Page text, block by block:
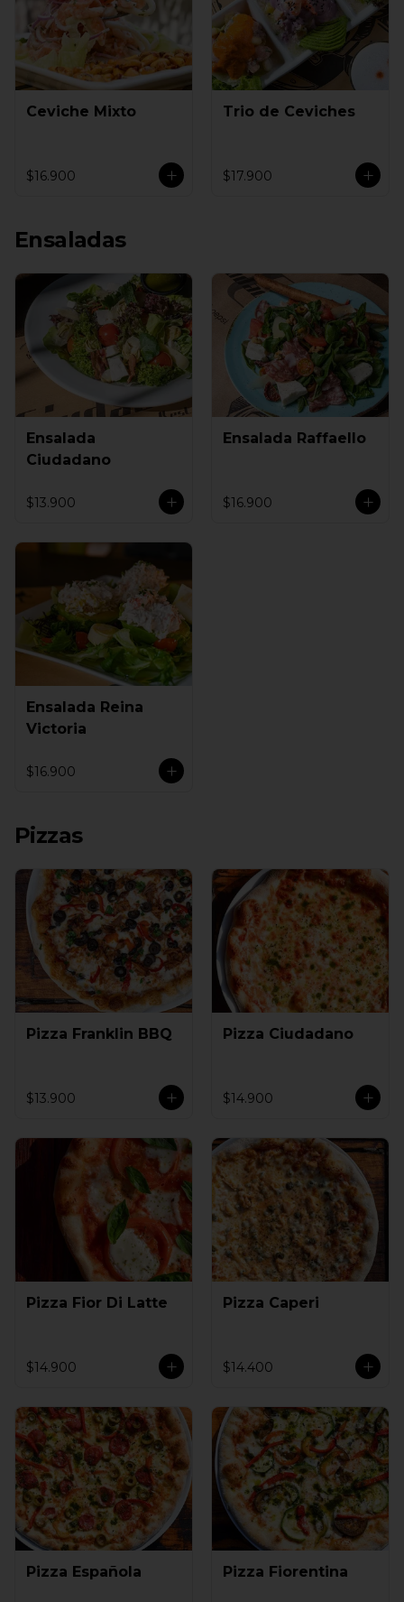
Ceviche Mixto
$16.900
Trio de Ceviches
$17.900
Ensaladas
Ensalada
Ciudadano
$13.900
Ensalada Raffaello
$16.900
Ensalada Reina
Victoria
$16.900
Pizzas
Pizza Franklin BBQ
$13.900
Pizza Ciudadano
$14.900
Pizza Fior Di Latte
$14.900
Pizza Caperi
$14.400
Pizza Española Pizza Fiorentina